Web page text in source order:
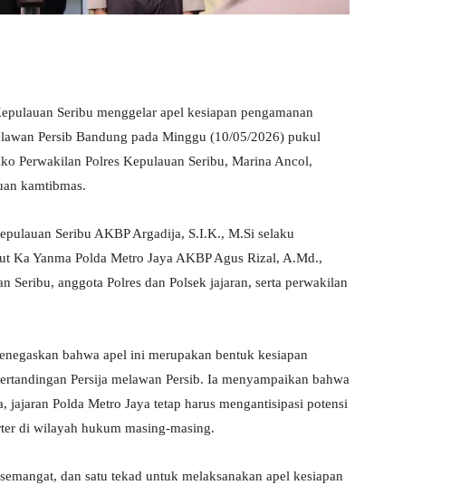
Seribu menggelar apel kesiapan pengamanan
Persib Bandung pada Minggu (10/05/2026) pukul
Perwakilan Polres Kepulauan Seribu, Marina Ancol,
kamtibmas.
Seribu AKBP Argadija, S.I.K., M.Si selaku
Ka Yanma Polda Metro Jaya AKBP Agus Rizal, A.Md.,
Seribu, anggota Polres dan Polsek jajaran, serta perwakilan
bahwa apel ini merupakan bentuk kesiapan
Persija melawan Persib. Ia menyampaikan bahwa
Polda Metro Jaya tetap harus mengantisipasi potensi
di wilayah hukum masing-masing.
dan satu tekad untuk melaksanakan apel kesiapan